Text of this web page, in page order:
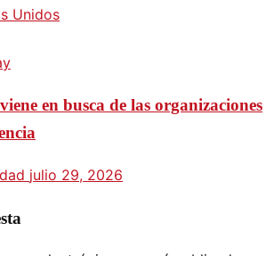
Unidos
en busca de las organizaciones
julio 29, 2026